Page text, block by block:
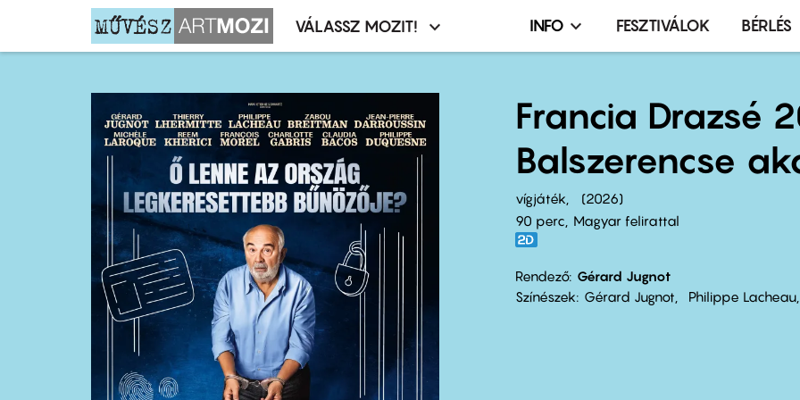
Moziválasztó
VÁLASSZ MOZIT!
Infó,
terembérlés
menü
INFO FESZTIVÁLOK BÉRLÉS
Francia Drazsé
Balszerencse
vígjáték
2026
90 perc,
Magyar felirattal
Rendező Gérard Jugnot
Színészek
Gérard Jugnot Philippe Lacheau